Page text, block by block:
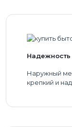
Надежность
Наружный
крепкий и